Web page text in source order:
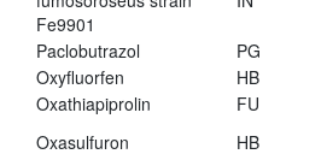
Fe9901
Paclobutrazol PG
Oxyfluorfen
HB
Oxathiapiprolin
FU
Oxasulfuron
HB